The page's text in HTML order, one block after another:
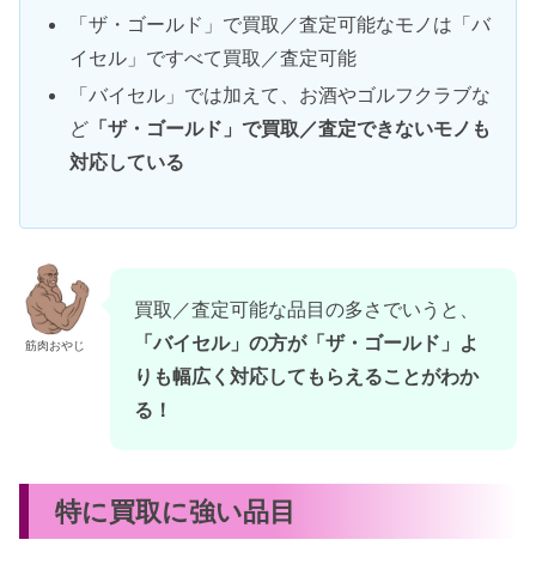
「ザ・ゴールド」で買取／査定可能なモノは「バ
イセル」ですべて買取／査定可能
「バイセル」では加えて、お酒やゴルフクラブな
ど 「ザ・ゴールド」で買取／査定できないモノも
対応している
筋肉おやじ
買取／査定可能な品目の多さでいうと、
「バイセル」の方が「ザ・ゴールド」よ
りも幅広く対応してもらえることがわか
る！
特に買取に強い品目